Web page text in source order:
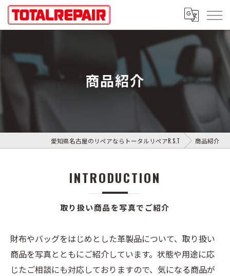
商品紹介
愛知県名古屋のリペアならトータルリペアR.S.T 商品紹介
INTRODUCTION
取り扱い商品を写真でご紹介
財布やバッグをはじめとした革製品について、取り扱い
商品を写真とともにご紹介しています。状態や用途に応
じたご相談にも対応しておりますので、気になる商品が